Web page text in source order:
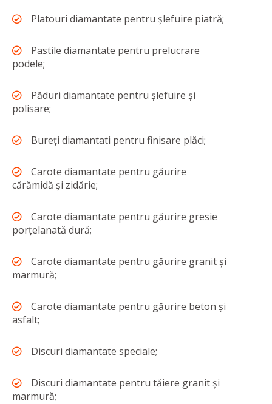
Platouri diamantate pentru șlefuire piatră;
Pastile diamantate pentru prelucrare
podele;
Păduri diamantate pentru șlefuire și
polisare;
Bureți diamantati pentru finisare plăci;
Carote diamantate pentru găurire
cărămidă și zidărie;
Carote diamantate pentru găurire gresie
porțelanată dură;
Carote diamantate pentru găurire granit și
marmură;
Carote diamantate pentru găurire beton și
asfalt;
Discuri diamantate speciale;
Discuri diamantate pentru tăiere granit și
marmură;